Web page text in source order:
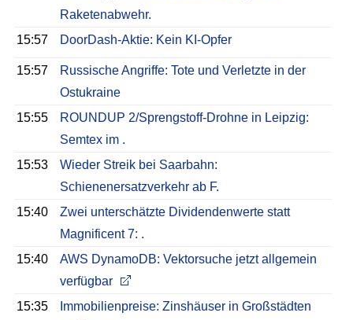
Raketenabwehr.
15:57
DoorDash-Aktie: Kein KI-Opfer
15:57
Russische Angriffe: Tote und Verletzte in der
Ostukraine
15:55
ROUNDUP 2/Sprengstoff-Drohne in Leipzig:
Semtex im .
15:53
Wieder Streik bei Saarbahn:
Schienenersatzverkehr ab F.
15:40
Zwei unterschätzte Dividendenwerte statt
Magnificent 7: .
15:40
AWS DynamoDB: Vektorsuche jetzt allgemein
verfügbar
15:35
Immobilienpreise: Zinshäuser in Großstädten